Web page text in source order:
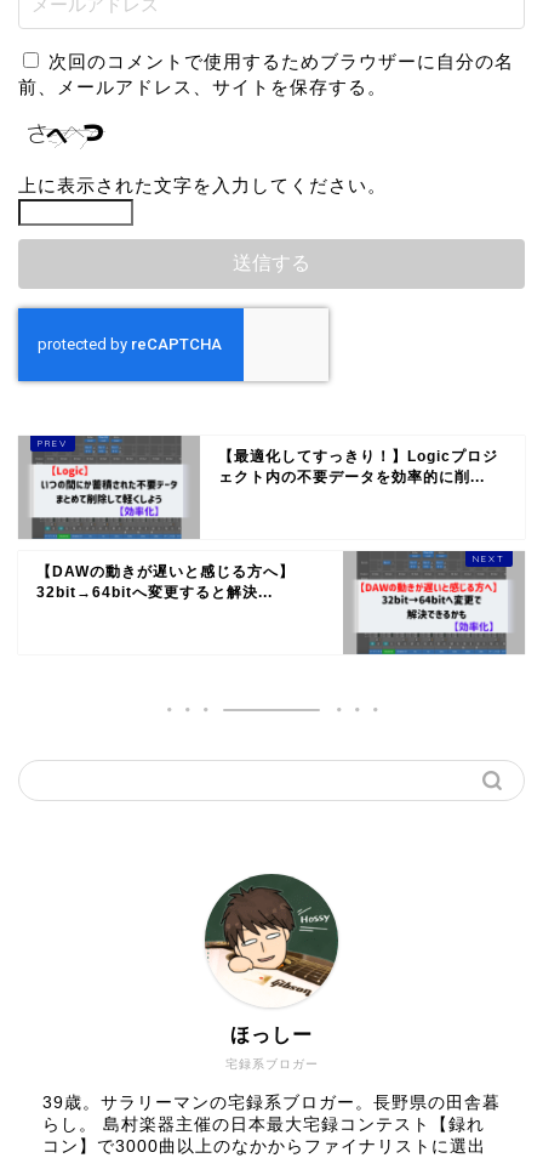
次回のコメントで使用するためブラウザーに自分の名
前、メールアドレス、サイトを保存する。
上に表示された文字を入力してください。
【最適化してすっきり！】Logicプロジ
ェクト内の不要データを効率的に削...
【DAWの動きが遅いと感じる方へ】
32bit→64bitへ変更すると解決...
宅録系ブロガー
ほっしー
39歳。サラリーマンの宅録系ブロガー。長野県の田舎暮
らし。 島村楽器主催の日本最大宅録コンテスト【録れ
コン】で3000曲以上のなかからファイナリストに選出